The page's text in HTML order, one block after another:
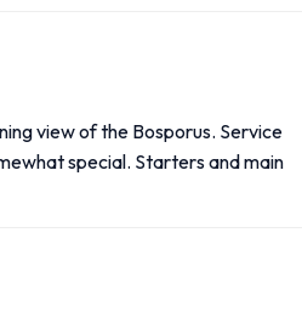
view of the Bosporus. Service
special. Starters and main